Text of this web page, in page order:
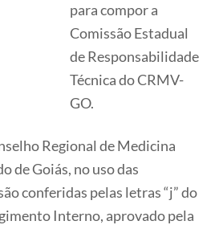
para compor a
Comissão Estadual
de Responsabilidade
Técnica do CRMV-
GO.
Regional de Medicina
de Goiás, no uso das
conferidas pelas letras “j” do
Interno, aprovado pela